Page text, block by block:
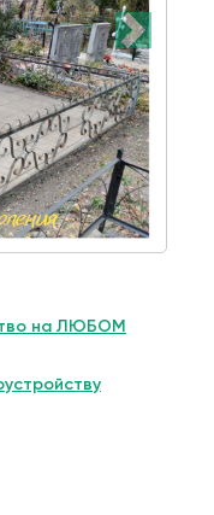
на ЛЮБОМ